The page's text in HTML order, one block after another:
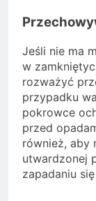
Jeśli nie ma
w
rozważyć
przypadku
pokrowce
przed
również, aby
utwardzonej
zapadaniu